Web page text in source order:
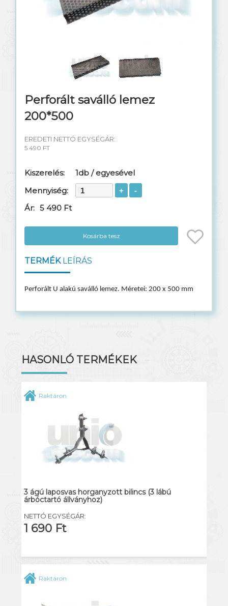
Perforált saválló lemez
200*500
EREDETI NETTÓ EGYSÉGÁR:
5 490 FT
Kiszerelés:
1db / egyesével
Mennyiség:
Ár: 5 490 Ft
Kosárba tesz
TERMÉKLEÍRÁS
Perforált U alakú saválló lemez. Méretei: 200 x 500 mm
HASONLÓ TERMÉKEK
Raktáron
3 ágú laposvas horganyzott bilincs (3 lábú
árbóctartó állványhoz)
NETTÓ EGYSÉGÁR:
1 690 Ft
Raktáron